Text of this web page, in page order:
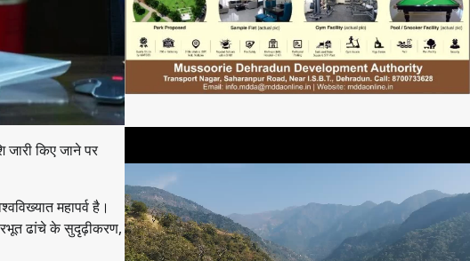
जारी किए जाने पर
महापर्व है।
ढांचे के सुदृढ़ीकरण,